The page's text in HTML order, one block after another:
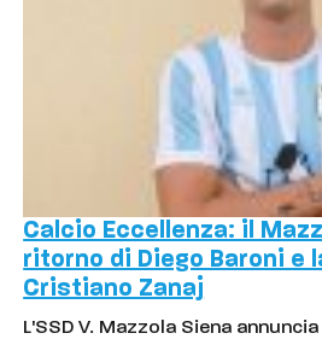
Calcio Eccellenza: il
ritorno di Diego Baroni e
Cristiano Zanaj
L'SSD V. Mazzola Siena